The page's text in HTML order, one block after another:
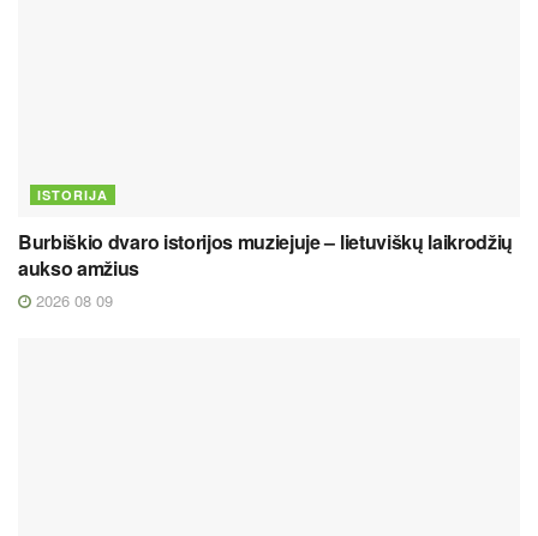
ISTORIJA
Burbiškio dvaro istorijos muziejuje – lietuviškų laikrodžių
aukso amžius
2026 08 09